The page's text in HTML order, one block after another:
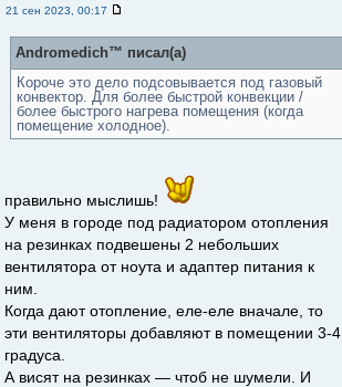
21 сен 2023, 00:17
Andromedich™ писал(а)
Короче это дело подсовывается под газовый
конвектор. Для более быстрой конвекции /
более быстрого нагрева помещения (когда
помещение холодное).
правильно мыслишь!
У меня в городе под радиатором отопления
на резинках подвешены 2 небольших
вентилятора от ноута и адаптер питания к
ним.
Когда дают отопление, еле-еле вначале, то
эти вентиляторы добавляют в помещении 3-4
градуса.
А висят на резинках — чтоб не шумели. И